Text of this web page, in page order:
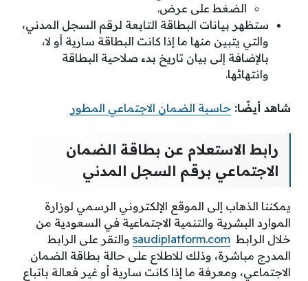
الضغط على عرض.
ستظهر بيانات البطاقة التابعة لرقم السجل المدني،
والتي يتبين منها ما إذا كانت البطاقة سارية أو لا،
بالإضافة إلى بيان تاريخ بدء صلاحية البطاقة
وانتهائها.
شاهد أيضًا: حاسبة الضمان الاجتماعي المطور
رابط الاستعلام عن بطاقة الضمان
الاجتماعي برقم السجل المدني
يمكننا الذهاب إلى الموقع الإلكتروني الرسمي لوزارة
الموارد البشرية والتنمية الاجتماعية في السعودية من
خلال الرابط saudiplatform.com والنقر على الرابط
المدرج مباشرة، وذلك للاطلاع على حالة بطاقة الضمان
الاجتماعي، ومعرفة ما إذا كانت سارية أو غير فعالة باتباع